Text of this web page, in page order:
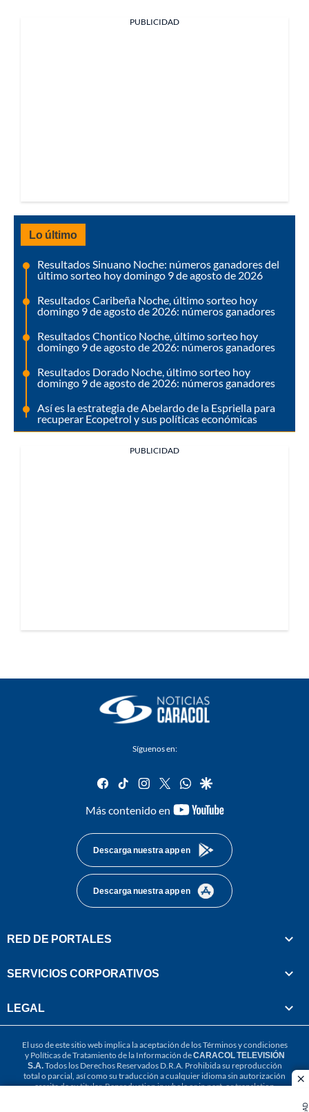
PUBLICIDAD
Lo último
Resultados Sinuano Noche: números ganadores del
último sorteo hoy domingo 9 de agosto de 2026
Resultados Caribeña Noche, último sorteo hoy
domingo 9 de agosto de 2026: números ganadores
Resultados Chontico Noche, último sorteo hoy
domingo 9 de agosto de 2026: números ganadores
Resultados Dorado Noche, último sorteo hoy
domingo 9 de agosto de 2026: números ganadores
Así es la estrategia de Abelardo de la Espriella para
recuperar Ecopetrol y sus políticas económicas
PUBLICIDAD
Síguenos en:
facebook
tiktok instagram
twitterwhatsapp
google
Más contenido en
youtube-
Descarga nuestra app en
Descarga nuestra app en
RED DE PORTALES
SERVICIOS CORPORATIVOS
LEGAL
El uso de este sitio web implica la aceptación de losTérminos y condiciones
y Políticas de Tratamiento de la Información deCARACOL TELEVISIÓN
S.A.Todos los Derechos Reservados D.R.A. Prohibida su reproducción
total o parcial, así como su traducción a cualquier idioma sin autorización
escrita de su titular. Reproduction in whole or in part, or translation